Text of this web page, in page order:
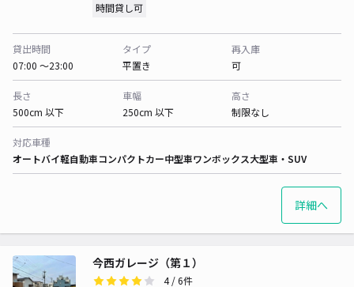
時間貸し可
貸出時間
07:00 〜23:00
タイプ
平置き
再入庫
可
長さ
500cm 以下
車幅
250cm 以下
高さ
制限なし
対応車種
オートバイ軽自動車コンパクトカー中型車ワンボックス大型車・SUV
詳細へ
今西ガレージ（第１）
4/ 6件